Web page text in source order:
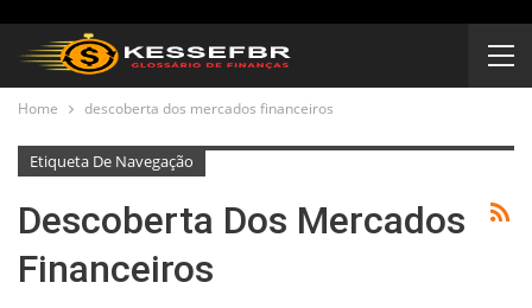
Home descoberta dos mercados financeiros
Etiqueta De Navegação
Descoberta Dos Mercados
Financeiros